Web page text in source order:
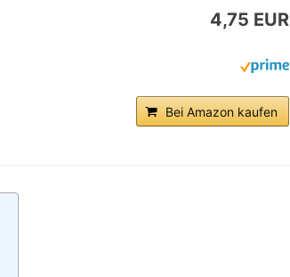
4,75 EUR
Bei Amazon kaufen